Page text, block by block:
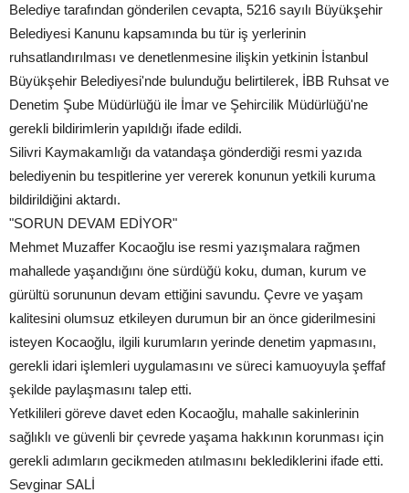
Belediye tarafından gönderilen cevapta, 5216 sayılı Büyükşehir
Belediyesi Kanunu kapsamında bu tür iş yerlerinin
ruhsatlandırılması ve denetlenmesine ilişkin yetkinin İstanbul
Büyükşehir Belediyesi'nde bulunduğu belirtilerek, İBB Ruhsat ve
Denetim Şube Müdürlüğü ile İmar ve Şehircilik Müdürlüğü'ne
gerekli bildirimlerin yapıldığı ifade edildi.
Silivri Kaymakamlığı da vatandaşa gönderdiği resmi yazıda
belediyenin bu tespitlerine yer vererek konunun yetkili kuruma
bildirildiğini aktardı.
"SORUN DEVAM EDİYOR"
Mehmet Muzaffer Kocaoğlu ise resmi yazışmalara rağmen
mahallede yaşandığını öne sürdüğü koku, duman, kurum ve
gürültü sorununun devam ettiğini savundu. Çevre ve yaşam
kalitesini olumsuz etkileyen durumun bir an önce giderilmesini
isteyen Kocaoğlu, ilgili kurumların yerinde denetim yapmasını,
gerekli idari işlemleri uygulamasını ve süreci kamuoyuyla şeffaf
şekilde paylaşmasını talep etti.
Yetkilileri göreve davet eden Kocaoğlu, mahalle sakinlerinin
sağlıklı ve güvenli bir çevrede yaşama hakkının korunması için
gerekli adımların gecikmeden atılmasını beklediklerini ifade etti.
Sevginar SALİ